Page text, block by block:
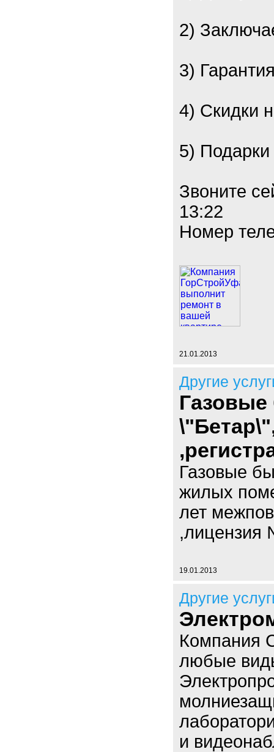
2)
3)
4) Скидки
5) Подарки
Звоните
13:22
Номер
21.01.2013
Другие
Газовые
жилых
лет
,лицензия
19.01.2013
Другие
Компания
любые
и